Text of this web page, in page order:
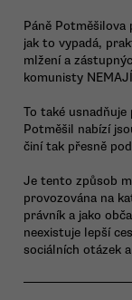
Páně Potměšilova
jak to vypadá,
mlžení a
komunisty
To také
Potměšil nabízí
činí tak přesně
Je tento způsob
provozována na
právník a jako
neexistuje lepší
sociálních otázek